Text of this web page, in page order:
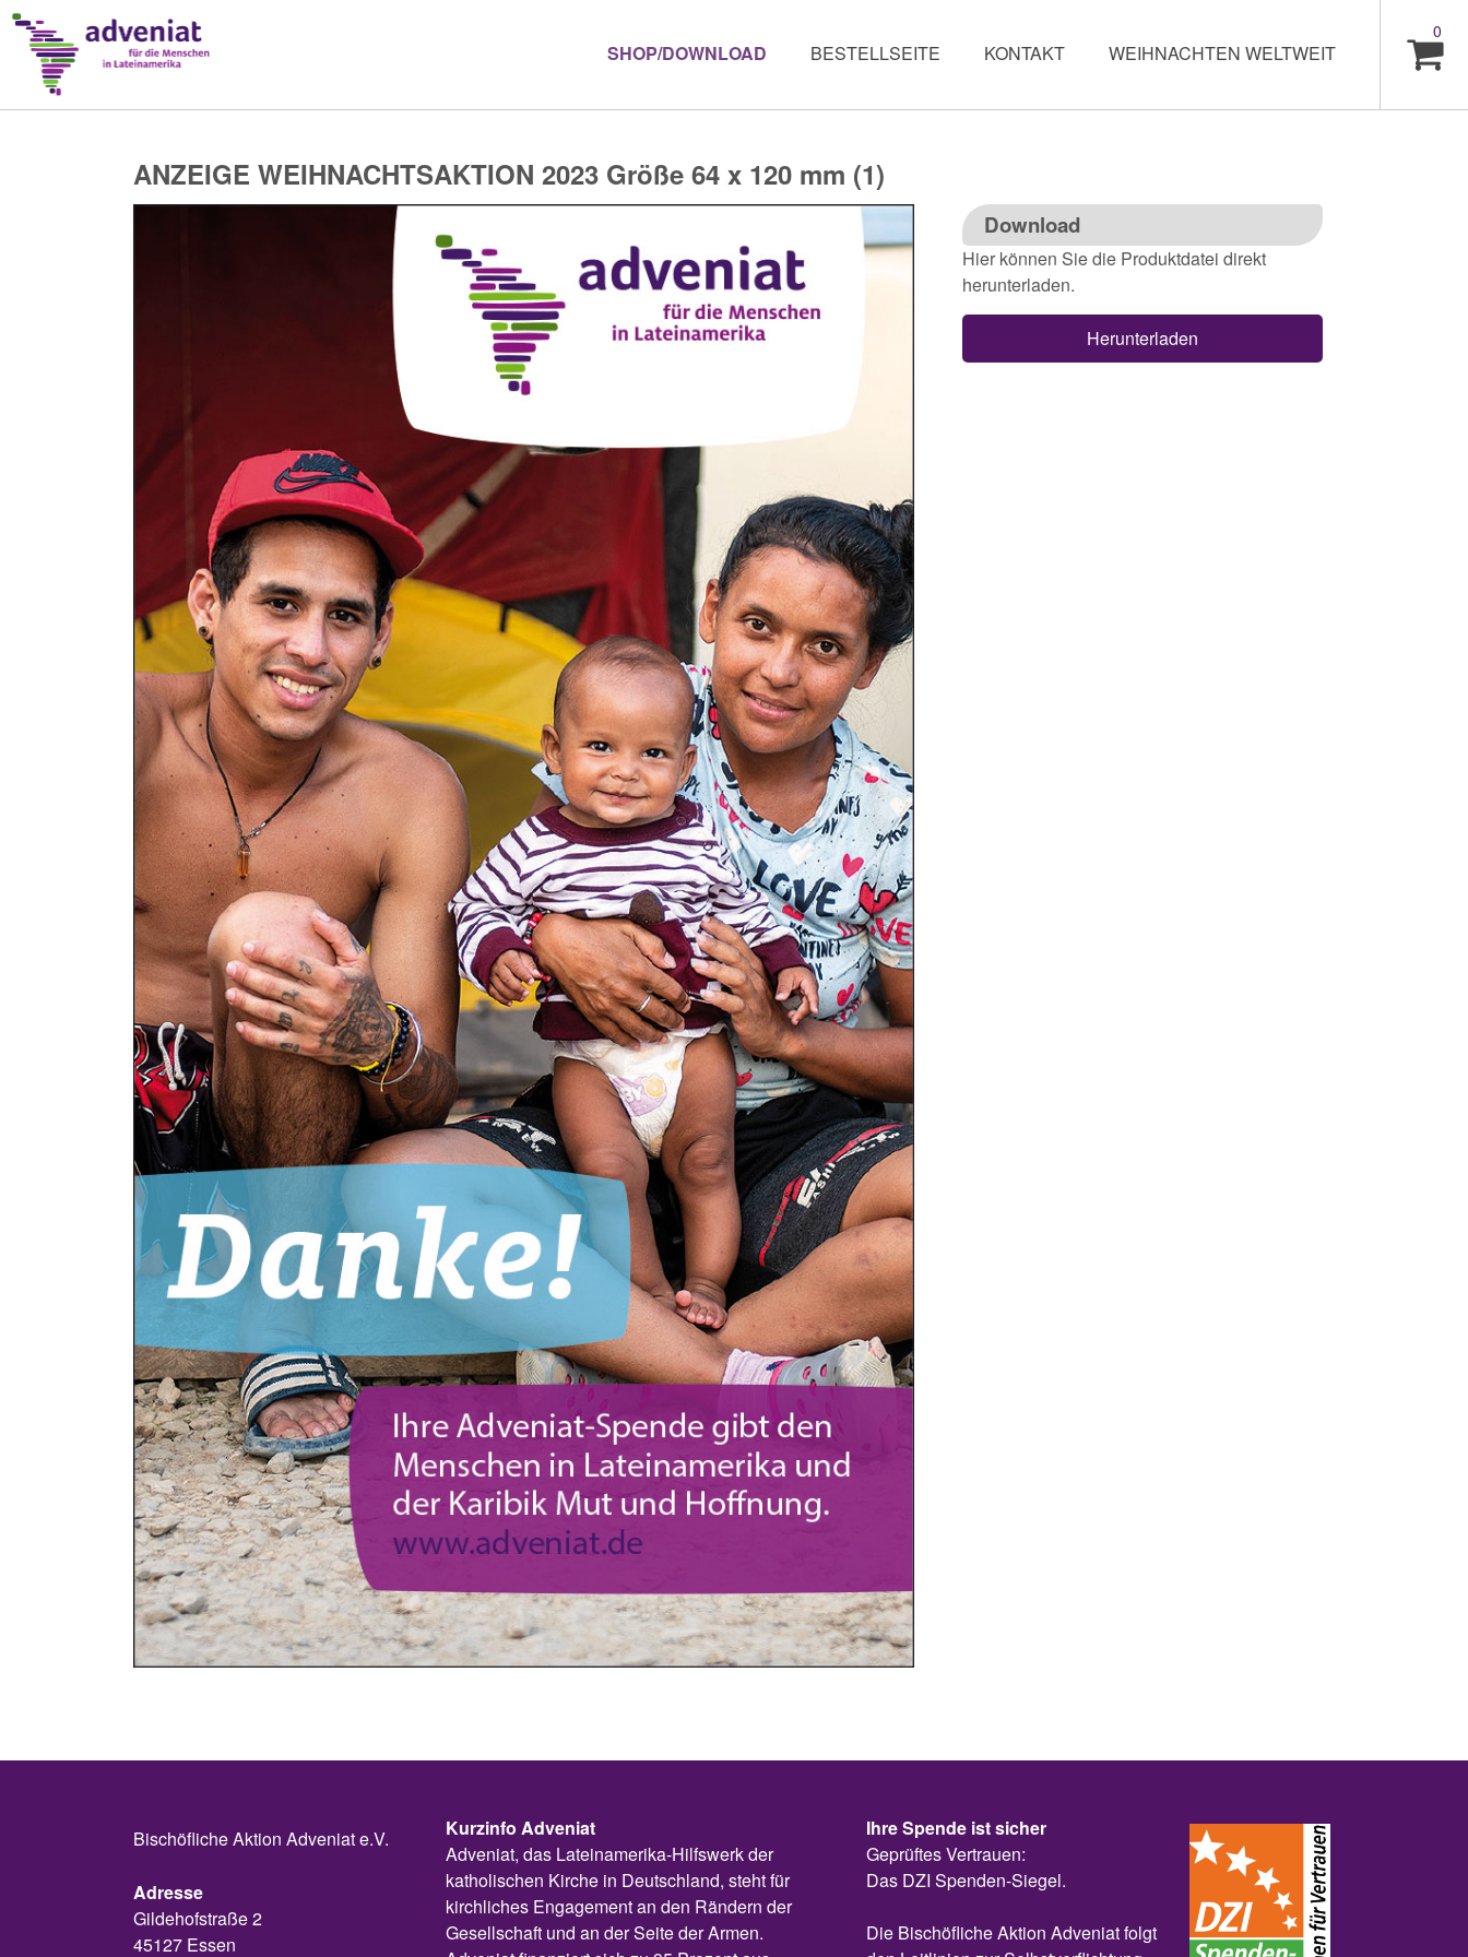
0
SHOP/DOWNLOAD BESTELLSEITE KONTAKT WEIHNACHTEN WELTWEIT
ANZEIGE WEIHNACHTSAKTION 2023 Größe 64 x 120 mm (1)
Download
Hier können Sie die Produktdatei direkt
herunterladen.
Herunterladen
Bischöfliche Aktion Adveniat e.V.
Adresse
Gildehofstraße 2
45127 Essen
Kurzinfo Adveniat
Adveniat, das Lateinamerika-Hilfswerk der
katholischen Kirche in Deutschland, steht für
kirchliches Engagement an den Rändern der
Gesellschaft und an der Seite der Armen.
Ihre Spende ist sicher
Geprüftes Vertrauen:
Das DZI Spenden-Siegel.
Die Bischöfliche Aktion Adveniat folgt